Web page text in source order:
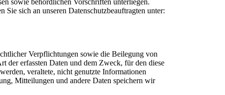
sowie behördlichen Vorschriften unterliegen.
sich an unseren Datenschutzbeauftragten unter:
Verpflichtungen sowie die Beilegung von
der erfassten Daten und dem Zweck, für den diese
veraltete, nicht genutzte Informationen
Mitteilungen und andere Daten speichern wir